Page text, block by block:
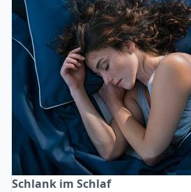
Schlank im Schlaf